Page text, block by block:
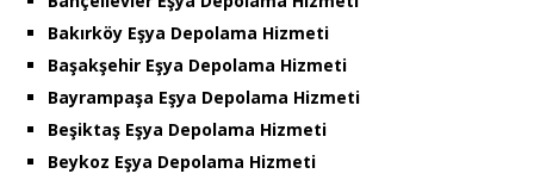
Bakırköy Eşya Depolama Hizmeti
Başakşehir Eşya Depolama Hizmeti
Bayrampaşa Eşya Depolama Hizmeti
Beşiktaş Eşya Depolama Hizmeti
Beykoz Eşya Depolama Hizmeti